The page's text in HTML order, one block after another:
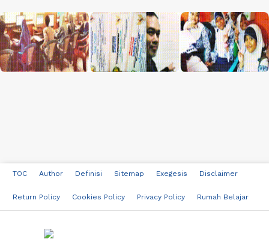
TOC Author Definisi Sitemap Exegesis Disclaimer
Return Policy Cookies Policy Privacy Policy Rumah Belajar